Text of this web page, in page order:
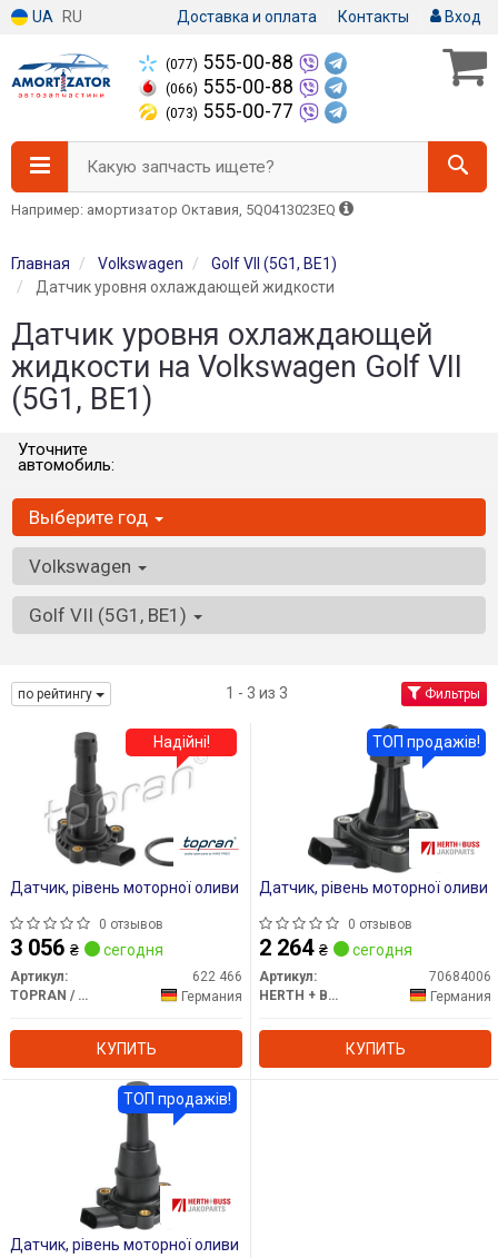
UA RU Доставка и оплата Контакты Вход
(077) 555-00-88
(066) 555-00-88
(073) 555-00-77
Какую запчасть ищете?
Например: амортизатор Октавия, 5Q0413023EQ
Главная Volkswagen
Golf VII (5G1, BE1)
Датчик уровня охлаждающей жидкости
Датчик уровня охлаждающей
жидкости на Volkswagen Golf VII
(5G1, BE1)
Уточните
автомобиль:
Выберите год
Volkswagen
Golf VII (5G1, BE1)
по рейтингу 1 - 3 из 3 Фильтры
Датчик, рівень моторної оливи
0 отзывов
3 056 ₴ сегодня
Артикул:
622 466
TOPRAN / HANS PRIES
Германия
КУПИТЬ
Надійні!
Датчик, рівень моторної оливи
0 отзывов
2 264 ₴ сегодня
Артикул:
70684006
HERTH + BUSS
Германия
КУПИТЬ
ТОП продажів!
Датчик, рівень моторної оливи
ТОП продажів!